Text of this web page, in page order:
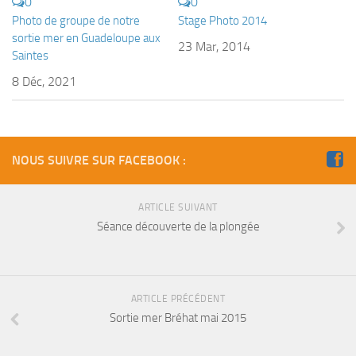
Sorties techniques
APNEE
Sorties 2022
Photo de groupe de notre
sortie mer en Guadeloupe aux
Saintes
8 Déc, 2021
Stage Photo 2014
23 Mar, 2014
NOUS SUIVRE SUR FACEBOOK :
ARTICLE SUIVANT
Séance découverte de la plongée
ARTICLE PRÉCÉDENT
Sortie mer Bréhat mai 2015